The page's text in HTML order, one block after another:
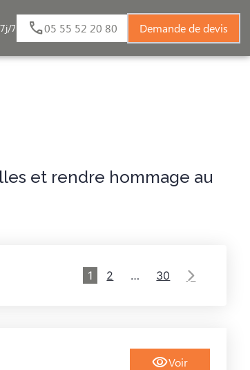
7 05 55 52 20 80 Demande de devis
FUNERAIRES
et rendre hommage au
1 2 … 30
Voir